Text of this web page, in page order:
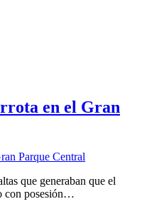
en el Gran
que generaban que el
con posesión…